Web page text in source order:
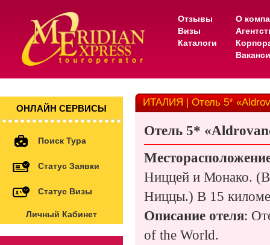
Отзывы
Визы
Каталоги
О
ОНЛАЙН СЕРВИСЫ
Поиск Тура
Статус Заявки
Статус Визы
Личный Кабинет
ИТАЛИЯ | Отель 5*
Отель 5* «
Ниццей и Монако.
Ниццы.) В 15
Описание отеля:
of the World.